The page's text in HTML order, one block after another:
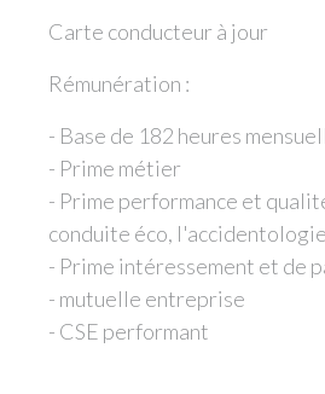
Carte conducteur à jour
Rémunération :
- Base de 182 heures
- Prime métier
- Prime performance et
conduite éco,
- Prime intéressement et de
- mutuelle entreprise
- CSE performant